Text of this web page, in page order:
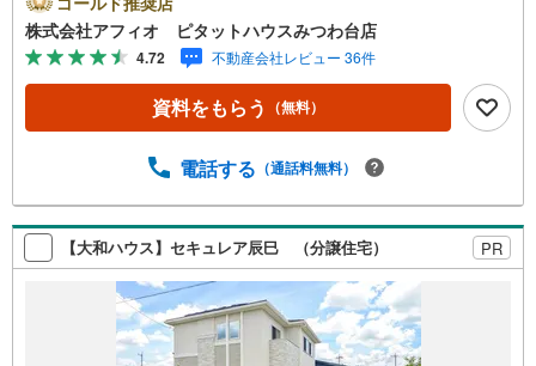
10分。「国分寺台南郵便局」停徒歩8分。国分寺台小学校徒
歩10分・国分寺台中学校徒歩8分とお子様の通学も安心で
す。■制震装置搭載の地震に強い家■安心の人感センサー＋
モニター付きインターホン＋防犯カメラ■4LDK・LDK広々1
8帖■リビング全体を見渡せるカウンターキッチン■全居室
お子様のいるご家庭に嬉しい寛ぎの和室■2部屋から出入り
笑顔のために。・* 千葉県の不動産のことなら株式会社ア
フィオにお任せください！● お客様の一生の宝物になるお
家探しの、心強いパートナーになれるよう全力でサポート
致します！ご見学やご相談には迅速にご対応致します！お
気軽にお問合せ下さいませ！
株式会社アフィオ ピタットハウスみつわ台店
4.72 不動産会社レビュー 36件
資料をもらう （無料）
電話する （通話料無料）
【大和ハウス】セキュレア辰巳 （分譲住宅） PR